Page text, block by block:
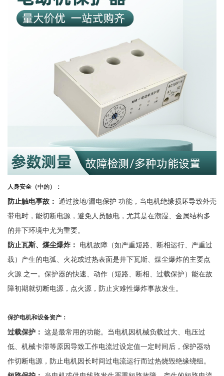
人身安全（中的）：
防止触电事故： 通过接地/漏电保护 功能，当电机绝缘损坏导致外壳
带电时，能切断电源，避免人员触电，尤其是在潮湿、金属结构多
的井下环境中尤为重要。
防止瓦斯、煤尘爆炸：
电机故障（如严重短路、断相运行、严重过
载）产生的电弧、火花或过热表面是井下瓦斯、煤尘爆炸的主要点
火源 之一。保护器的快速、动作（短路、断相、过载保护）能在故
障初期就切断电源，点火源，防止灾难性爆炸事故发生。
保护电机和设备资产：
过载保护： 这是最常用的功能。当电机因机械负载过大、电压过
低、机械卡滞等原因导致工作电流过设定值一定时间后，保护器动
作切断电源，防止电机因长时间过电流运行而过热烧毁绝缘绕组。